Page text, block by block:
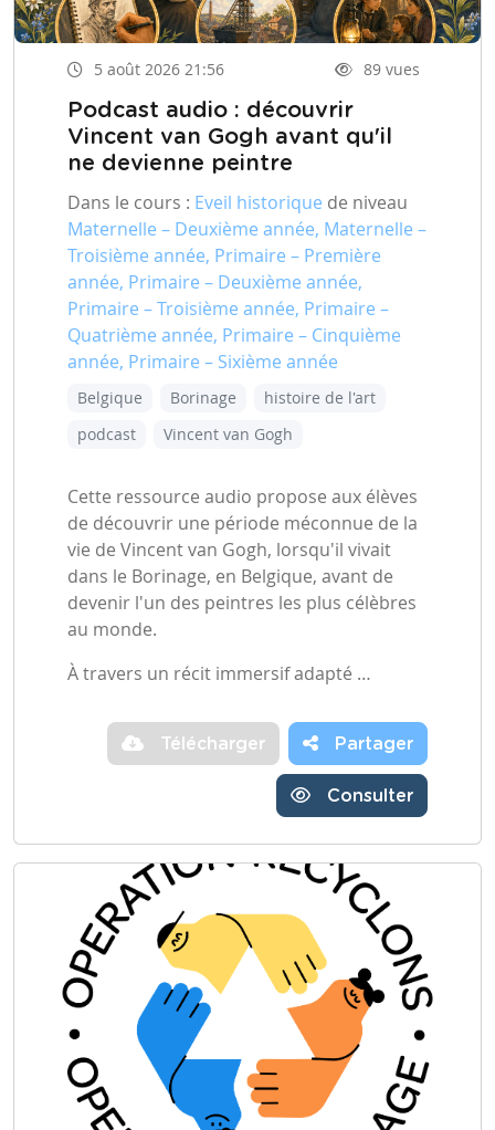
5 août 2026 21:56 89 vues
Podcast audio : découvrir
Vincent van Gogh avant qu'il
ne devienne peintre
Dans le cours : Eveil historique de niveau
Maternelle – Deuxième année, Maternelle –
Troisième année, Primaire – Première
année, Primaire – Deuxième année,
Primaire – Troisième année, Primaire –
Quatrième année, Primaire – Cinquième
année, Primaire – Sixième année
Belgique Borinage
histoire de l'art
podcast
Vincent van Gogh
Cette ressource audio propose aux élèves
de découvrir une période méconnue de la
vie de Vincent van Gogh, lorsqu'il vivait
dans le Borinage, en Belgique, avant de
devenir l'un des peintres les plus célèbres
au monde.
À travers un récit immersif adapté …
Télécharger Partager
Consulter